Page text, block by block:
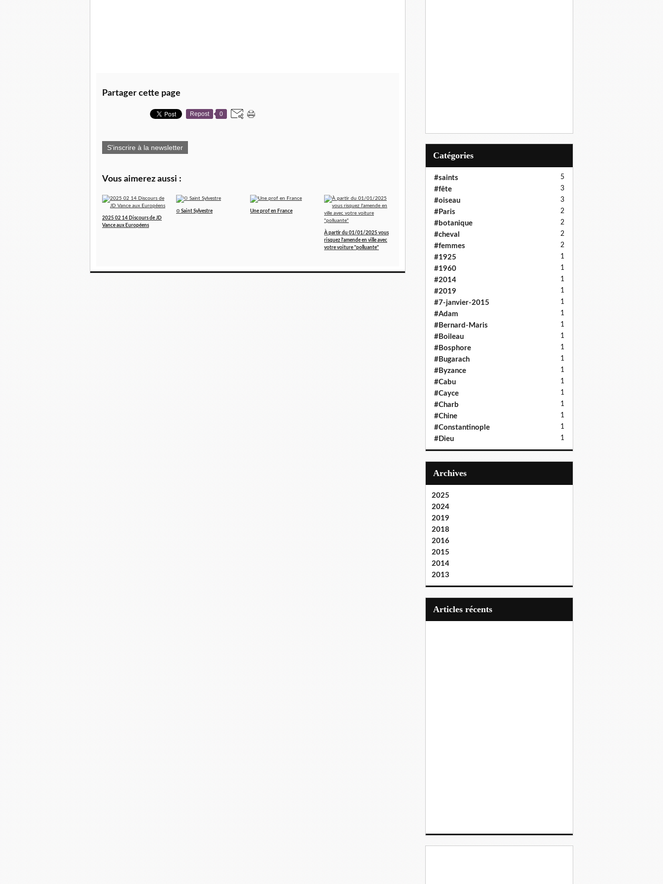
Partager cette page
Repost 0
S'inscrire à la newsletter
Vous aimerez aussi :
2025 02 14 Discours de JD
Vance aux Européens
☼ Saint Sylvestre Une prof en France
À partir du 01/01/2025 vous
risquez l'amende en ville avec
votre voiture "polluante"
Catégories
#saints 5
#fête 3
#oiseau 3
#Paris 2
#botanique 2
#cheval 2
#femmes 2
#1925 1
#1960 1
#2014 1
#2019 1
#7-janvier-2015 1
#Adam 1
#Bernard-Maris 1
#Boileau 1
#Bosphore 1
#Bugarach 1
#Byzance 1
#Cabu 1
#Cayce 1
#Charb 1
#Chine 1
#Constantinople 1
#Dieu 1
Archives
2025
2024
2019
2018
2016
2015
2014
2013
articles récents